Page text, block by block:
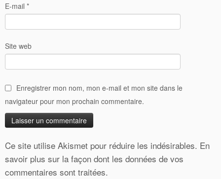
E-mail *
Site web
Enregistrer mon nom, mon e-mail et mon site dans le
navigateur pour mon prochain commentaire.
Ce site utilise Akismet pour réduire les indésirables. En
savoir plus sur la façon dont les données de vos
commentaires sont traitées.